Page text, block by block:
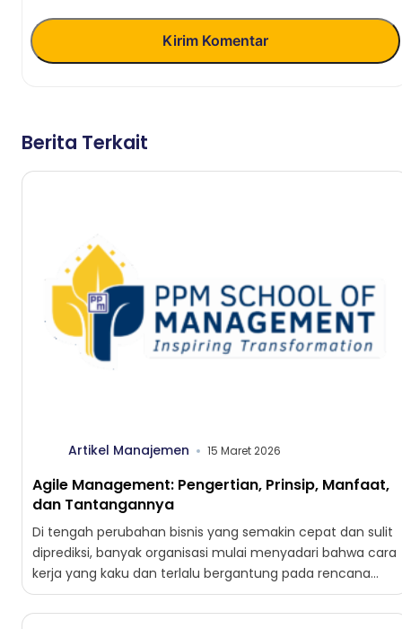
Kirim Komentar
Berita Terkait
Artikel Manajemen 15 Maret 2026
Agile Management: Pengertian, Prinsip, Manfaat,
dan Tantangannya
Di tengah perubahan bisnis yang semakin cepat dan sulit
diprediksi, banyak organisasi mulai menyadari bahwa cara
kerja yang kaku dan terlalu bergantung pada rencana
jangka...